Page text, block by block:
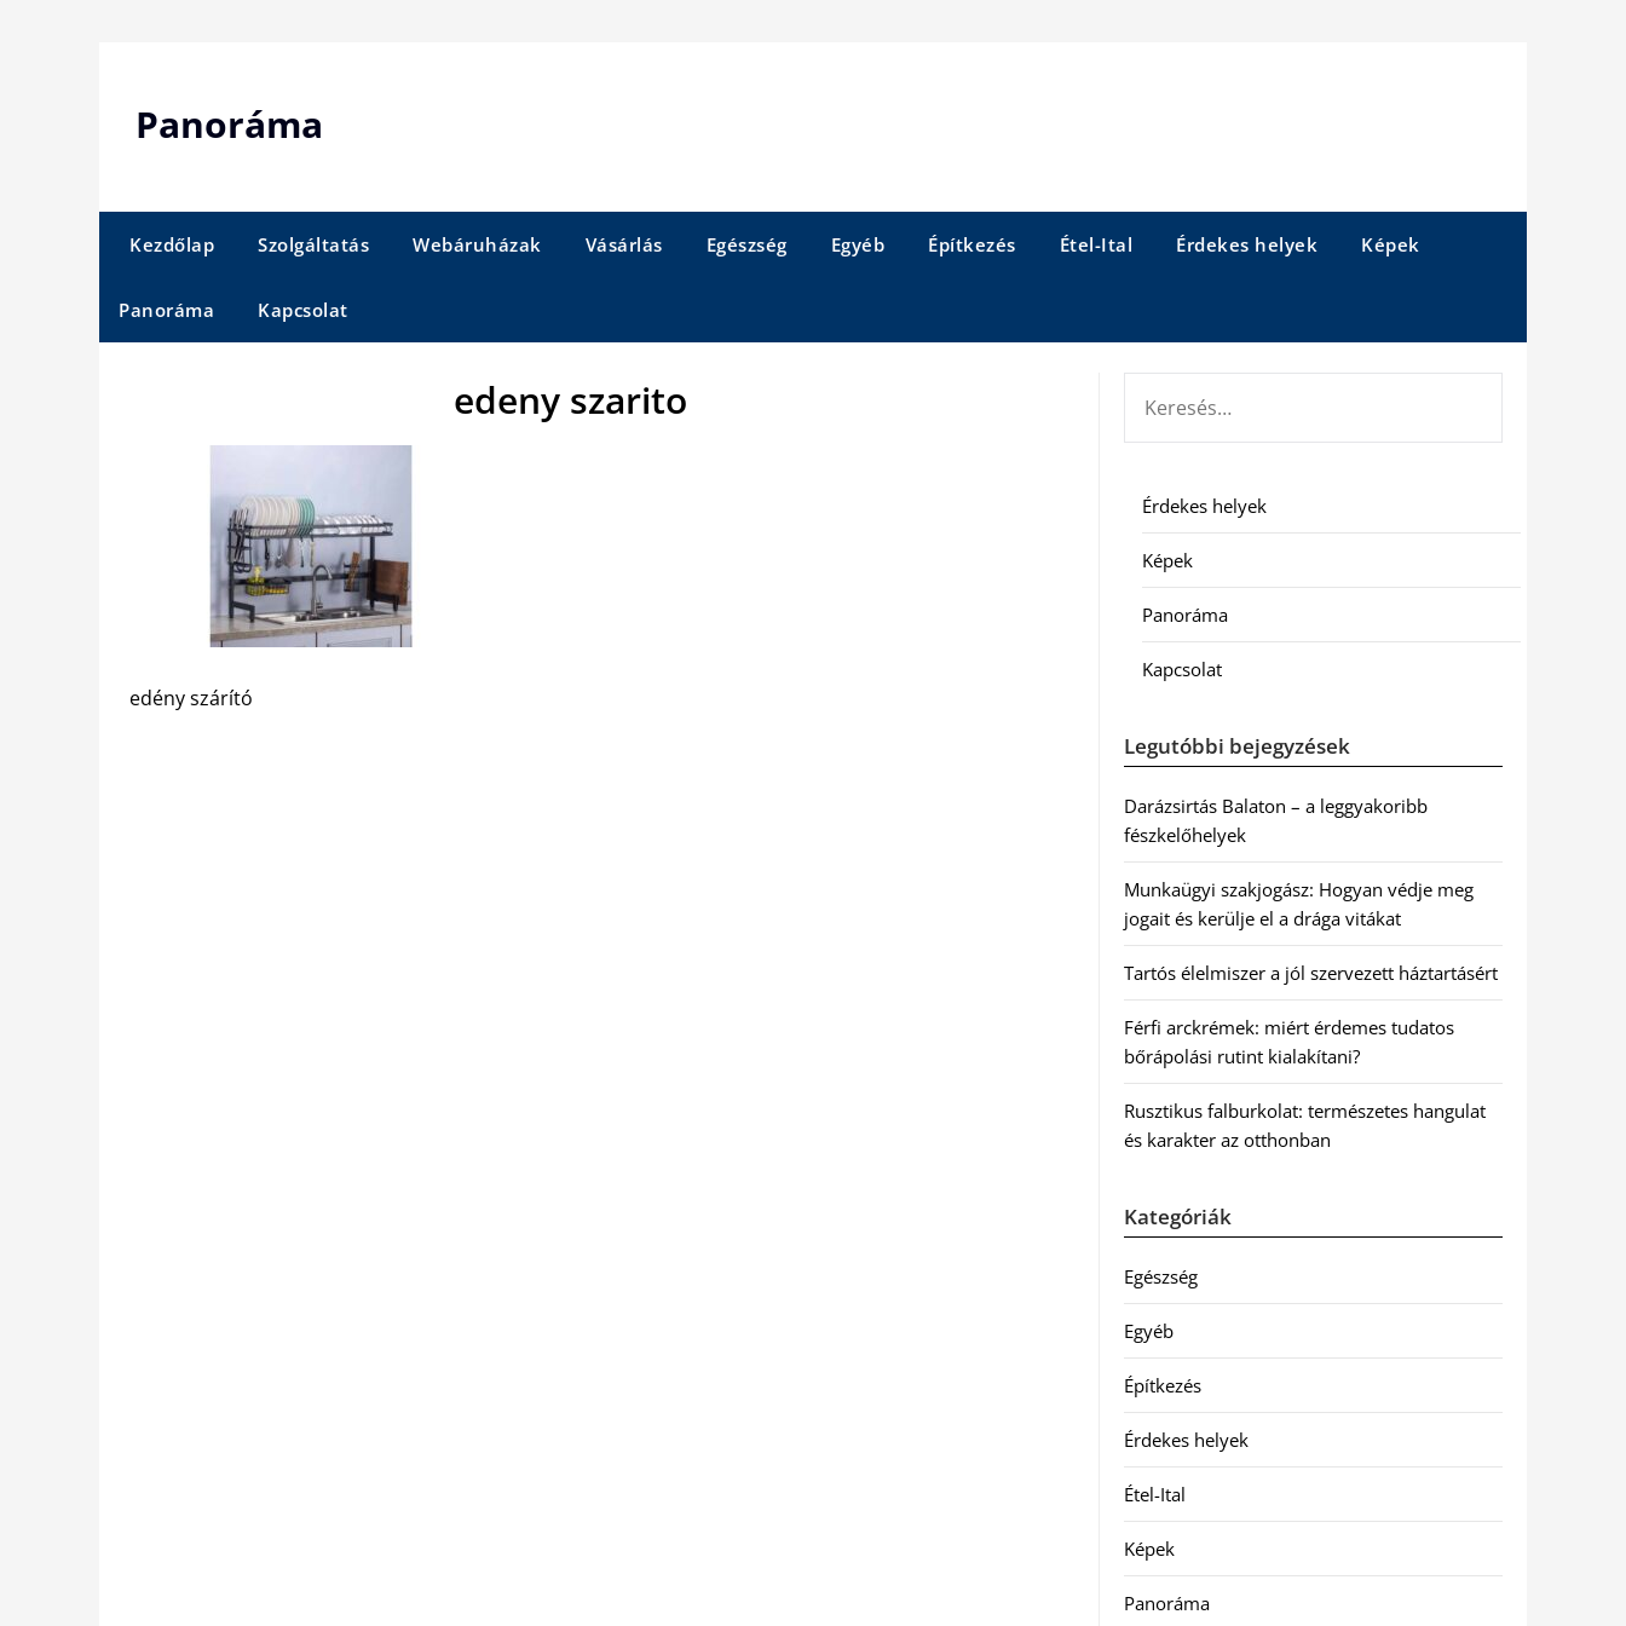
Panoráma
Kezdőlap Szolgáltatás Webáruházak Vásárlás Egészség Egyéb Építkezés Étel-Ital Érdekes helyek Képek
Panoráma Kapcsolat
edeny szarito
edény szárító
Érdekes helyek
Képek
Panoráma
Kapcsolat
Legutóbbi bejegyzések
Darázsirtás Balaton – a leggyakoribb
fészkelőhelyek
Munkaügyi szakjogász: Hogyan védje meg
jogait és kerülje el a drága vitákat
Tartós élelmiszer a jól szervezett háztartásért
Férfi arckrémek: miért érdemes tudatos
bőrápolási rutint kialakítani?
Rusztikus falburkolat: természetes hangulat
és karakter az otthonban
Kategóriák
Egészség
Egyéb
Építkezés
Érdekes helyek
Étel-Ital
Képek
Panoráma